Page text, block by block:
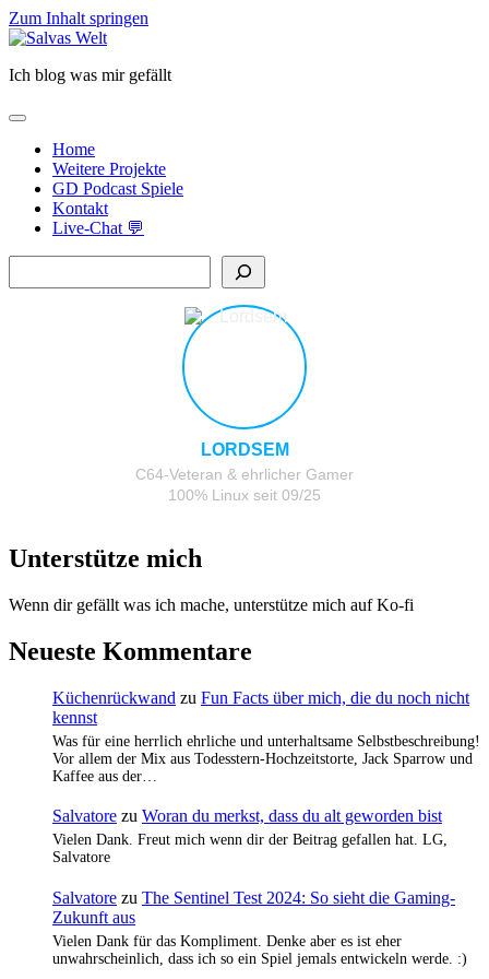
Zum Inhalt springen
Salvas
Ich blog was mir gefällt
open
primary
menu Home
Weitere Projekte
GD Podcast Spiele
Kontakt
Live-Chat 💬
LORDSEM
C64-Veteran & ehrlicher Gamer
100% Linux seit 09/25
Unterstütze mich
Wenn dir gefällt was ich mache, unterstütze mich auf Ko-fi
Neueste Kommentare
Küchenrückwand zu Fun Facts über mich, die du noch nicht
kennst
Was für eine herrlich ehrliche und unterhaltsame Selbstbeschreibung!
Vor allem der Mix aus Todesstern-Hochzeitstorte, Jack Sparrow und
Kaffee aus der…
Salvatore zu Woran du merkst, dass du alt geworden bist
Vielen Dank. Freut mich wenn dir der Beitrag gefallen hat. LG,
Salvatore
Salvatore zu The Sentinel Test 2024: So sieht die Gaming-
Zukunft aus
Vielen Dank für das Kompliment. Denke aber es ist eher
unwahrscheinlich, dass ich so ein Spiel jemals entwickeln werde. :)